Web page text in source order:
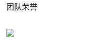
团队荣誉